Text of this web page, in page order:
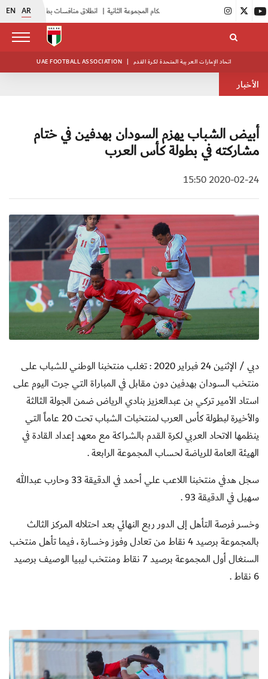
EN AR أبيض الشباب يواصل تدريباته في معسكره بأبوظبي | انطلاق منافسات بطولة النخبة لحرس الرئاسة | |
UAE FOOTBALL ASSOCIATION | اتحاد الإمارات العربية المتحدة لكرة القدم
الأخبار
أبيض الشباب يهزم السودان بهدفين في ختام
مشاركته في بطولة كأس العرب
2020-02-24 15:50
دبي / الإثنين 24 فبراير 2020 :
تغلب منتخبنا الوطني للشباب على
منتخب السودان بهدفين دون مقابل في المباراة التي جرت اليوم على
استاد الأمير تركي بن عبدالعزيز بنادي الرياض ضمن الجولة الثالثة
والأخيرة لبطولة كأس العرب لمنتخبات الشباب تحت 20 عاماً التي
ينظمها الاتحاد العربي لكرة القدم بالشراكة مع معهد إعداد القادة في
الهيئة العامة للرياضة لحساب المجموعة الرابعة .
سجل هدفي منتخبنا اللاعب علي أحمد في الدقيقة 33 وحارب عبدالله
سهيل في الدقيقة 93 .
وخسر فرصة التأهل إلى الدور ربع النهائي بعد احتلاله المركز الثالث
بالمجموعة برصيد 4 نقاط من تعادل وفوز وخسارة ، فيما تأهل منتخب
السنغال أول المجموعة برصيد 7 نقاط ومنتخب ليبيا الوصيف برصيد
6 نقاط .